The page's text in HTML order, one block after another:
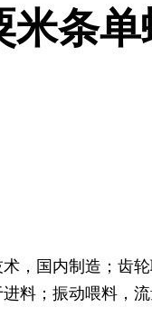
米条
，国内制造；齿
料；振动喂料，